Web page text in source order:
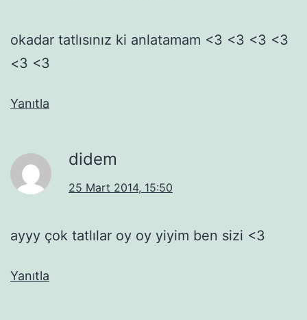
okadar tatlısınız ki anlatamam <3 <3 <3 <3
<3 <3
Yanıtla
didem
25 Mart 2014, 15:50
ayyy çok tatlılar oy oy yiyim ben sizi <3
Yanıtla